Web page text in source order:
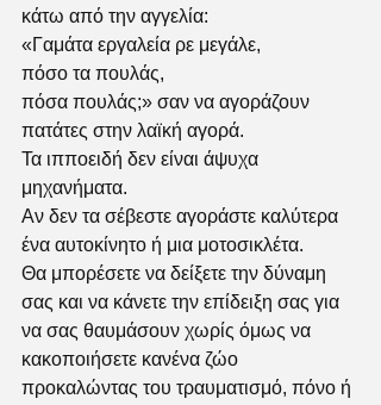
κάτω από την αγγελία:
«Γαμάτα εργαλεία ρε μεγάλε,
πόσο τα πουλάς,
πόσα πουλάς;» σαν να αγοράζουν
πατάτες στην λαϊκή αγορά.
Τα ιπποειδή δεν είναι άψυχα
μηχανήματα.
Αν δεν τα σέβεστε αγοράστε καλύτερα
ένα αυτοκίνητο ή μια μοτοσικλέτα.
Θα μπορέσετε να δείξετε την δύναμη
σας και να κάνετε την επίδειξη σας για
να σας θαυμάσουν χωρίς όμως να
κακοποιήσετε κανένα ζώο
προκαλώντας του τραυματισμό, πόνο ή